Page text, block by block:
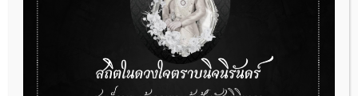
กองควบคุมเครื่องมือแพทย์ เปิดรับฟังความคิดเห็นหลักการยกร่าง
กฎหมาย จำนวน 3 ฉบับ ผ่านระบบกลางทางกฎหมาย
22 กรกฎาคม 2026